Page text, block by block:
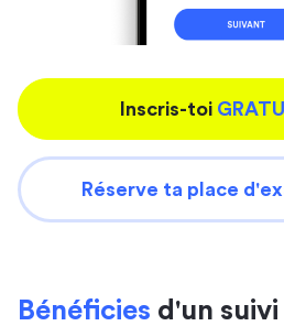
Inscris-toi
Réserve ta place
Bénéficies d'un